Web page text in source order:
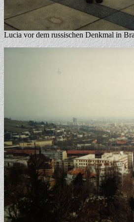
Lucia vor dem russischen Denkmal in